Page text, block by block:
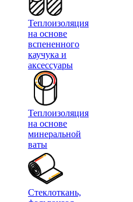
Теплоизоляция
на основе
вспененного
каучука и
аксессуары
Теплоизоляция
на основе
минеральной
ваты
Стеклоткань,